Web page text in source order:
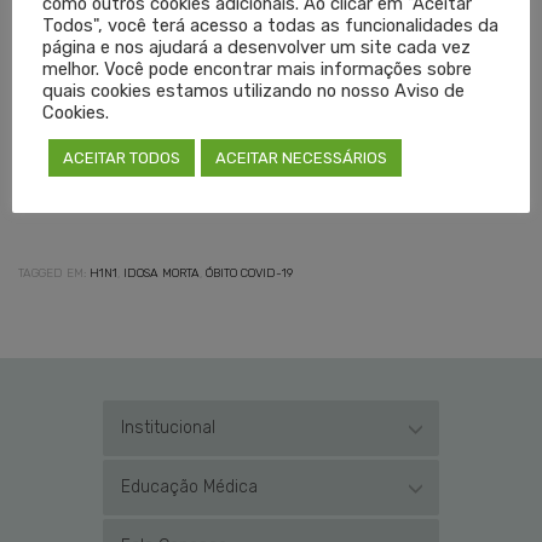
principais manifestações são dor, vermelhidão e
endurecimento da pele, que acometem de 15% a 20% dos
vacinados. Febre, mal-estar e dor muscular podem ocorrer
entre 1% e 2% dos imunizados.
Acesse aqui a publicação original.
TAGGED EM: H1N1 IDOSA MORTA ÓBITO COVID-19
Institucional
Educação Médica
Todos", você terá acesso a todas as funcionalidades da
página e nos ajudará a desenvolver um site cada vez
melhor. Você pode encontrar mais informações sobre
quais cookies estamos utilizando no nosso Aviso de
Cookies.
ACEITAR TODOS ACEITAR NECESSÁRIOS